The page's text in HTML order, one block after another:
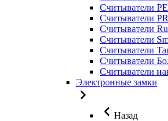
Считыватели
Считыватели
Считыватели
Считыватели
Считыватели
Считыватели
Считыватели
Электронные замки
Назад